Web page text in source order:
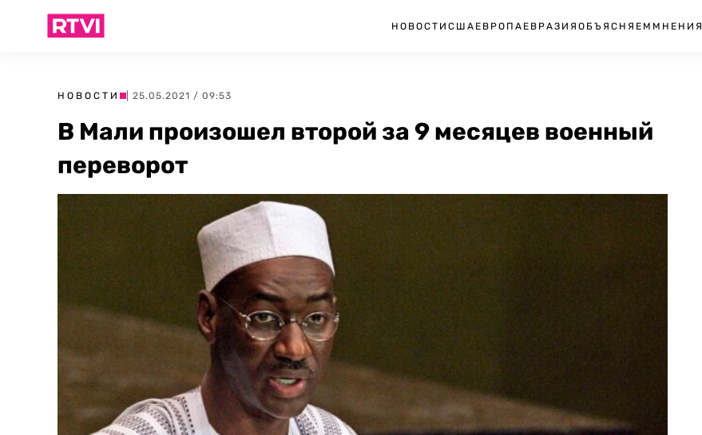
НОВОСТИ США ЕВРОПА ЕВРАЗИЯ ОБЪЯСНЯЕМ МНЕНИЯ
НОВОСТИ | 25.05.2021 / 09:53
В Мали произошел второй за 9 месяцев военный
переворот